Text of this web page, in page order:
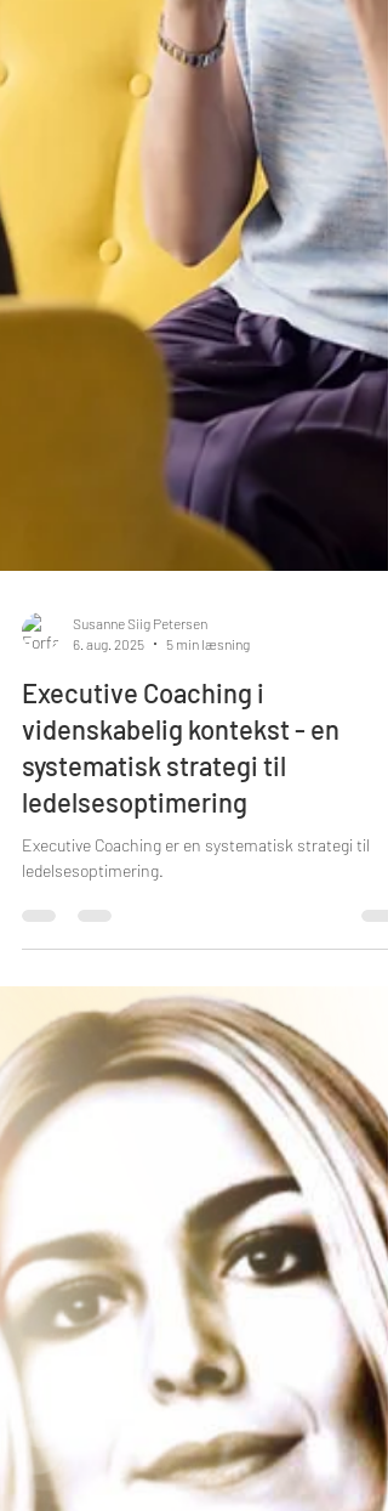
Susanne Siig Petersen
Executive Coaching i
videnskabelig kontekst - en
systematisk strategi til
ledelsesoptimering
Executive Coaching er en systematisk strategi til